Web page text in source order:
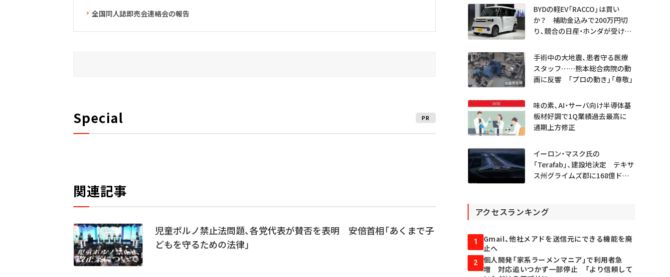
全国同人誌即売会連絡会の報告
Special PR
関連記事
児童ポルノ禁止法問題、各党代表が賛否を表明 安倍首相「あくまで子
どもを守るための法律」
BYDの軽EV「RACCO」は買い
か？ 補助金込みで200万円切
り、競合の日産・ホンダが受ける
手術中の大地震、患者守る医療
スタッフ……熊本総合病院の動
画に反響 「プロの動き」「尊敬」
味の素、AI・サーバ向け半導体基
板材好調で1Q業績過去最高に
通期上方修正
イーロン・マスク氏の
「Terafab」、建設地決定 テキサ
ス州グライムズ郡に168億ドル
アクセスランキング
1
Gmail、他社メアドを送信元にできる機能を廃
止へ
2
個人開発「家系ラーメンマニア」で利用者急
増 対応追いつかず一部停止 「より信頼して